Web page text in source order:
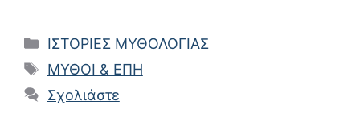
Κατηγορίες
ΙΣΤΟΡΙΕΣ ΜΥΘΟΛΟΓΙΑΣ
Ετικέτες
ΜΥΘΟΙ & ΕΠΗ
Σχολιάστε